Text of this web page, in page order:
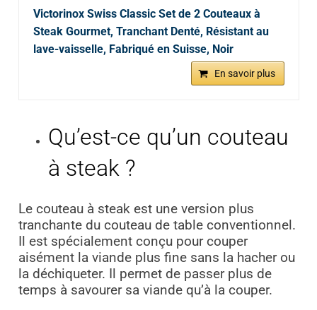
Victorinox Swiss Classic Set de 2 Couteaux à
Steak Gourmet, Tranchant Denté, Résistant au
lave-vaisselle, Fabriqué en Suisse, Noir
En savoir plus
Qu’est-ce qu’un couteau
à steak ?
Le couteau à steak est une version plus
tranchante du couteau de table conventionnel.
Il est spécialement conçu pour couper
aisément la viande plus fine sans la hacher ou
la déchiqueter. Il permet de passer plus de
temps à savourer sa viande qu’à la couper.